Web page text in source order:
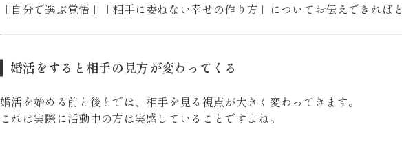
「自分で選ぶ覚悟」「相手に委ねない幸せの作り方」についてお伝えできれば
婚活をすると相手の見方が変わってくる
婚活を始める前と後とでは、相手を見る視点が大きく変わってきます。
これは実際に活動中の方は実感していることですよね。